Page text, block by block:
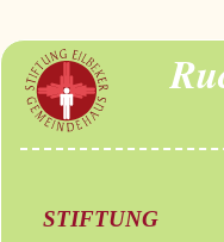
STIFTUNG